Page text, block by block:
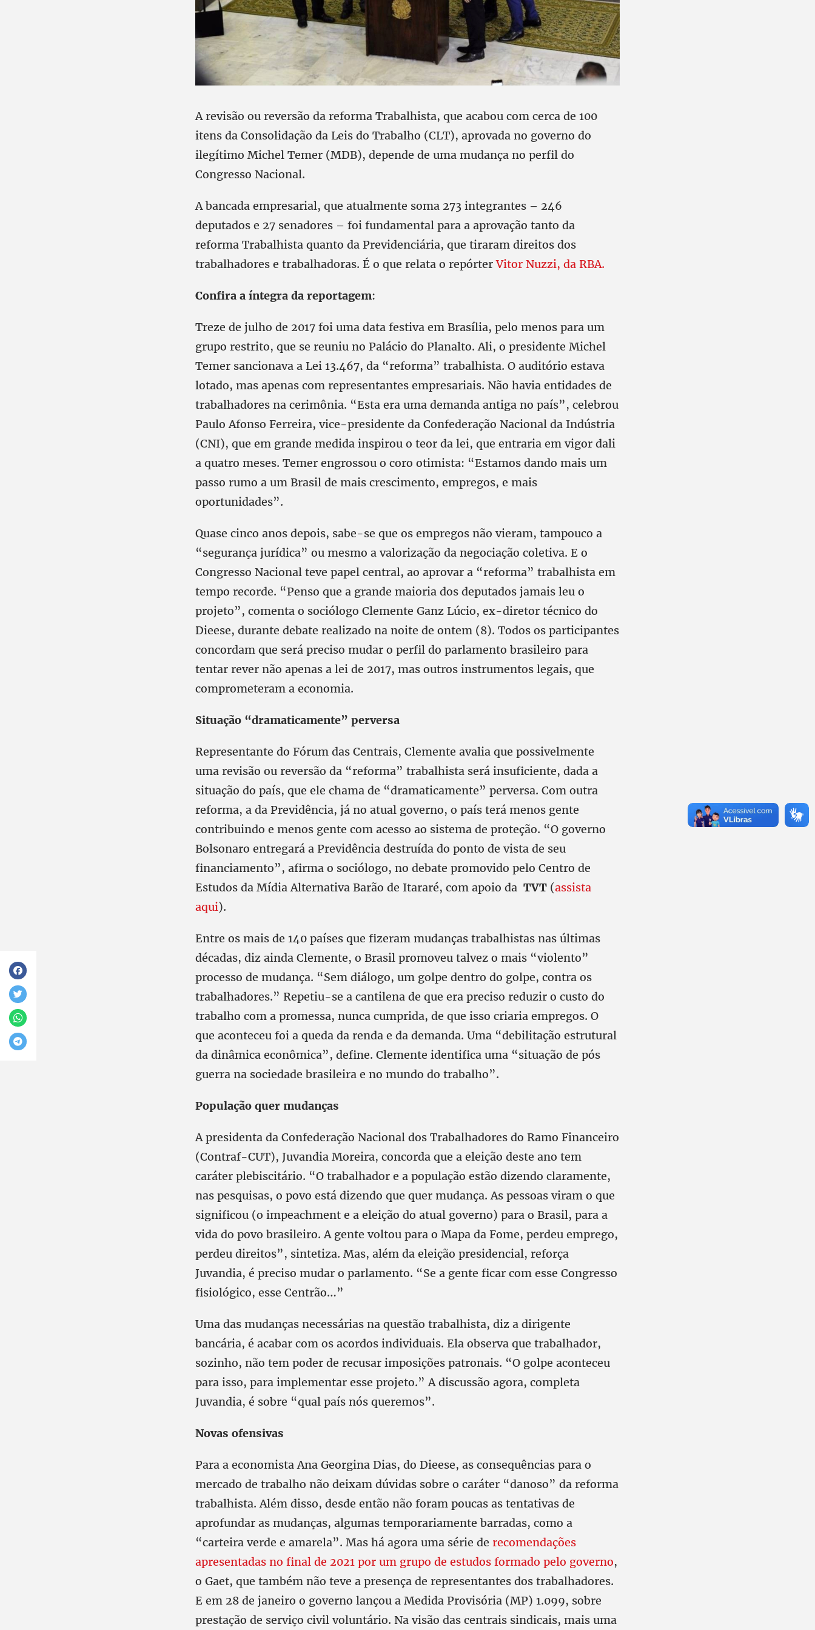
A revisão ou reversão da reforma Trabalhista, que acabou com cerca de 100
itens da Consolidação da Leis do Trabalho (CLT), aprovada no governo do
ilegítimo Michel Temer (MDB), depende de uma mudança no perfil do
Congresso Nacional.
A bancada empresarial, que atualmente soma 273 integrantes – 246
deputados e 27 senadores – foi fundamental para a aprovação tanto da
reforma Trabalhista quanto da Previdenciária, que tiraram direitos dos
trabalhadores e trabalhadoras. É o que relata o repórterVitor Nuzzi, da RBA.
Confira a íntegra da reportagem:
Treze de julho de 2017 foi uma data festiva em Brasília, pelo menos para um
grupo restrito, que se reuniu no Palácio do Planalto. Ali, o presidente Michel
Temer sancionava a Lei 13.467, da “reforma” trabalhista. O auditório estava
lotado, mas apenas com representantes empresariais. Não havia entidades de
trabalhadores na cerimônia. “Esta era uma demanda antiga no país”, celebrou
Paulo Afonso Ferreira, vice-presidente da Confederação Nacional da Indústria
(CNI), que em grande medida inspirou o teor da lei, que entraria em vigor dali
a quatro meses. Temer engrossou o coro otimista: “Estamos dando mais um
passo rumo a um Brasil de mais crescimento, empregos, e mais
oportunidades”.
Quase cinco anos depois, sabe-se que os empregos não vieram, tampouco a
“segurança jurídica” ou mesmo a valorização da negociação coletiva. E o
Congresso Nacional teve papel central, ao aprovar a “reforma” trabalhista em
tempo recorde. “Penso que a grande maioria dos deputados jamais leu o
projeto”, comenta o sociólogo Clemente Ganz Lúcio, ex-diretor técnico do
Dieese, durante debate realizado na noite de ontem (8). Todos os participantes
concordam que será preciso mudar o perfil do parlamento brasileiro para
tentar rever não apenas a lei de 2017, mas outros instrumentos legais, que
comprometeram a economia.
Situação “dramaticamente” perversa
Representante do Fórum das Centrais, Clemente avalia que possivelmente
uma revisão ou reversão da “reforma” trabalhista será insuficiente, dada a
situação do país, que ele chama de “dramaticamente” perversa. Com outra
reforma, a da Previdência, já no atual governo, o país terá menos gente
contribuindo e menos gente com acesso ao sistema de proteção. “O governo
Bolsonaro entregará a Previdência destruída do ponto de vista de seu
financiamento”, afirma o sociólogo, no debate promovido pelo Centro de
Estudos da Mídia Alternativa Barão de Itararé, com apoio da TVT (assista
aqui).
Entre os mais de 140 países que fizeram mudanças trabalhistas nas últimas
décadas, diz ainda Clemente, o Brasil promoveu talvez o mais “violento”
processo de mudança. “Sem diálogo, um golpe dentro do golpe, contra os
trabalhadores.” Repetiu-se a cantilena de que era preciso reduzir o custo do
trabalho com a promessa, nunca cumprida, de que isso criaria empregos. O
que aconteceu foi a queda da renda e da demanda. Uma “debilitação estrutural
da dinâmica econômica”, define. Clemente identifica uma “situação de pós
guerra na sociedade brasileira e no mundo do trabalho”.
População quer mudanças
A presidenta da Confederação Nacional dos Trabalhadores do Ramo Financeiro
(Contraf-CUT), Juvandia Moreira, concorda que a eleição deste ano tem
caráter plebiscitário. “O trabalhador e a população estão dizendo claramente,
nas pesquisas, o povo está dizendo que quer mudança. As pessoas viram o que
significou (o impeachment e a eleição do atual governo) para o Brasil, para a
vida do povo brasileiro. A gente voltou para o Mapa da Fome, perdeu emprego,
perdeu direitos”, sintetiza. Mas, além da eleição presidencial, reforça
Juvandia, é preciso mudar o parlamento. “Se a gente ficar com esse Congresso
fisiológico, esse Centrão…”
Uma das mudanças necessárias na questão trabalhista, diz a dirigente
bancária, é acabar com os acordos individuais. Ela observa que trabalhador,
sozinho, não tem poder de recusar imposições patronais. “O golpe aconteceu
para isso, para implementar esse projeto.” A discussão agora, completa
Juvandia, é sobre “qual país nós queremos”.
Novas ofensivas
Para a economista Ana Georgina Dias, do Dieese, as consequências para o
mercado de trabalho não deixam dúvidas sobre o caráter “danoso” da reforma
trabalhista. Além disso, desde então não foram poucas as tentativas de
aprofundar as mudanças, algumas temporariamente barradas, como a
“carteira verde e amarela”. Mas há agora uma série de recomendações
apresentadas no final de 2021 por um grupo de estudos formado pelo governo,
o Gaet, que também não teve a presença de representantes dos trabalhadores.
E em 28 de janeiro o governo lançou a Medida Provisória (MP) 1.099, sobre
prestação de serviço civil voluntário. Na visão das centrais sindicais, mais uma